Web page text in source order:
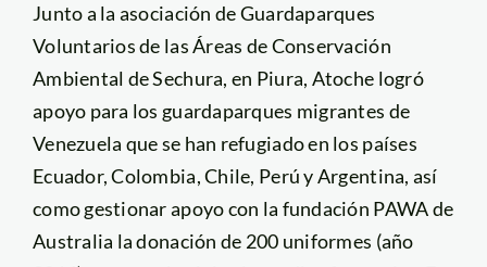
Junto a la asociación de Guardaparques
Voluntarios de las Áreas de Conservación
Ambiental de Sechura, en Piura, Atoche logró
apoyo para los guardaparques migrantes de
Venezuela que se han refugiado en los países
Ecuador, Colombia, Chile, Perú y Argentina, así
como gestionar apoyo con la fundación PAWA de
Australia la donación de 200 uniformes (año